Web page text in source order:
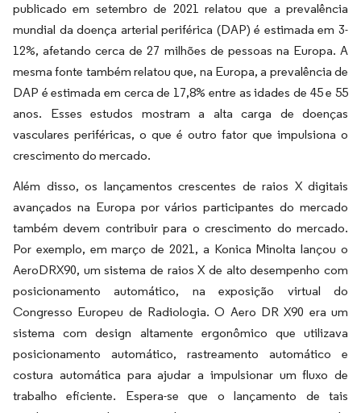
publicado em setembro de 2021 relatou que a prevalência
mundial da doença arterial periférica (DAP) é estimada em 3-
12%, afetando cerca de 27 milhões de pessoas na Europa. A
mesma fonte também relatou que, na Europa, a prevalência de
DAP é estimada em cerca de 17,8% entre as idades de 45 e 55
anos. Esses estudos mostram a alta carga de doenças
vasculares periféricas, o que é outro fator que impulsiona o
crescimento do mercado.
Além disso, os lançamentos crescentes de raios X digitais
avançados na Europa por vários participantes do mercado
também devem contribuir para o crescimento do mercado.
Por exemplo, em março de 2021, a Konica Minolta lançou o
AeroDRX90, um sistema de raios X de alto desempenho com
posicionamento automático, na exposição virtual do
Congresso Europeu de Radiologia. O Aero DR X90 era um
sistema com design altamente ergonômico que utilizava
posicionamento automático, rastreamento automático e
costura automática para ajudar a impulsionar um fluxo de
trabalho eficiente. Espera-se que o lançamento de tais